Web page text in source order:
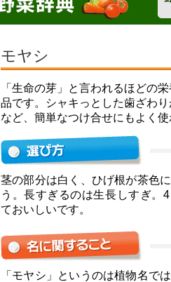
モヤシ
「生命の芽」と言われるほどの
品です。シャキっとした歯ざわ
など、簡単なつけ合せにもよく
茎の部分は白く、ひげ根が茶色
う。長すぎるのは生長しすぎ。
ておいしいです。
「モヤシ」というのは植物名で